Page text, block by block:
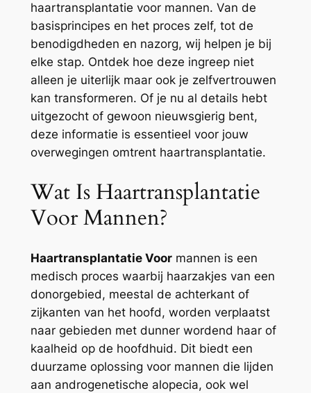
haartransplantatie voor mannen. Van de
basisprincipes en het proces zelf, tot de
benodigdheden en nazorg, wij helpen je bij
elke stap. Ontdek hoe deze ingreep niet
alleen je uiterlijk maar ook je zelfvertrouwen
kan transformeren. Of je nu al details hebt
uitgezocht of gewoon nieuwsgierig bent,
deze informatie is essentieel voor jouw
overwegingen omtrent haartransplantatie.
Wat Is Haartransplantatie
Voor Mannen?
Haartransplantatie Voormannen is een
medisch proces waarbij haarzakjes van een
donorgebied, meestal de achterkant of
zijkanten van het hoofd, worden verplaatst
naar gebieden met dunner wordend haar of
kaalheid op de hoofdhuid. Dit biedt een
duurzame oplossing voor mannen die lijden
aan androgenetische alopecia, ook wel